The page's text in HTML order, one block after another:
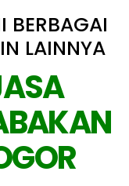
BERBAGAI
LAINNYA